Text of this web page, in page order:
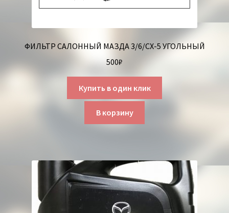
ФИЛЬТР САЛОННЫЙ МАЗДА 3/6/СХ-5 УГОЛЬНЫЙ
500₽
Купить в один клик
В корзину